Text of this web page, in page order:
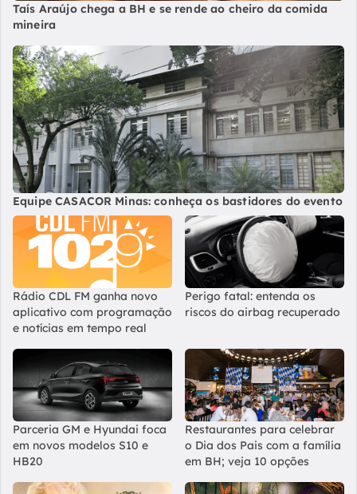
Taís Araújo chega a BH e se rende ao cheiro da comida
mineira
Equipe CASACOR Minas: conheça os bastidores do evento
Rádio CDL FM ganha novo
aplicativo com programação
e notícias em tempo real
Perigo fatal: entenda os
riscos do airbag recuperado
Parceria GM e Hyundai foca
em novos modelos S10 e
HB20
Restaurantes para celebrar
o Dia dos Pais com a família
em BH; veja 10 opções